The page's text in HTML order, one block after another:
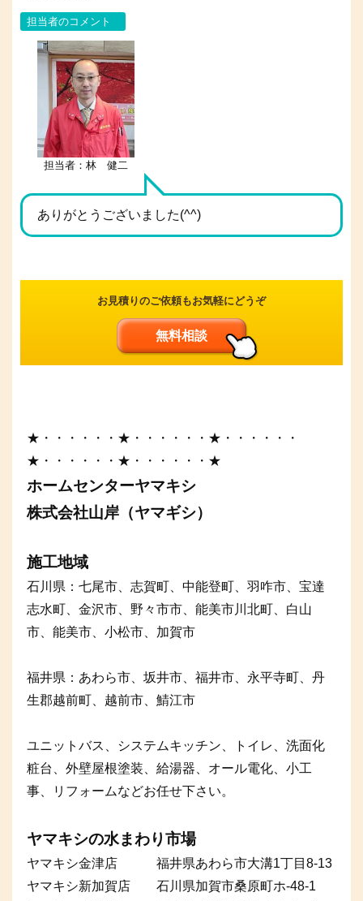
担当者のコメント
担当者：林 健二
ありがとうございました(^^)
お見積りのご依頼もお気軽にどうぞ
無料相談
★・・・・・・★・・・・・・★・・・・・・
★・・・・・・★・・・・・・★
ホームセンターヤマキシ
株式会社山岸（ヤマギシ）
施工地域
石川県：七尾市、志賀町、中能登町、羽咋市、宝達
志水町、金沢市、野々市市、能美市川北町、白山
市、能美市、小松市、加賀市
福井県：あわら市、坂井市、福井市、永平寺町、丹
生郡越前町、越前市、鯖江市
ユニットバス、システムキッチン、トイレ、洗面化
粧台、外壁屋根塗装、給湯器、オール電化、小工
事、リフォームなどお任せ下さい。
ヤマキシの水まわり市場
ヤマキシ金津店 福井県あわら市大溝1丁目8-13
ヤマキシ新加賀店 石川県加賀市桑原町ホ-48-1